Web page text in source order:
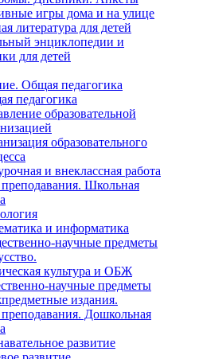
игры дома и на улице
литература для детей
энциклопедии и
для детей
Общая педагогика
педагогика
образовательной
образовательного
и внеклассная работа
Школьная
и информатика
научные предметы
культура и ОБЖ
научные предметы
издания.
Дошкольная
развитие